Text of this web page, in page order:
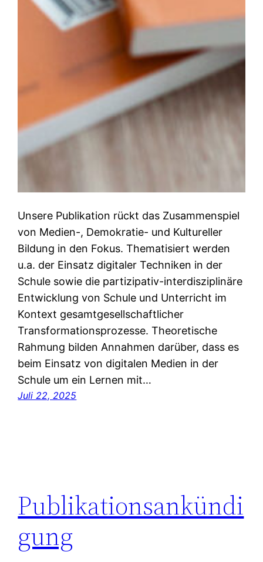
Unsere Publikation rückt das Zusammenspiel
von Medien-, Demokratie- und Kultureller
Bildung in den Fokus. Thematisiert werden
u.a. der Einsatz digitaler Techniken in der
Schule sowie die partizipativ-interdisziplinäre
Entwicklung von Schule und Unterricht im
Kontext gesamtgesellschaftlicher
Transformationsprozesse. Theoretische
Rahmung bilden Annahmen darüber, dass es
beim Einsatz von digitalen Medien in der
Schule um ein Lernen mit…
Juli 22, 2025
Publikationsankündi
gung